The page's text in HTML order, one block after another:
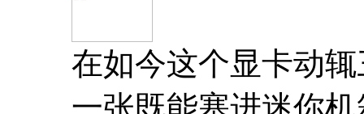
在如今这个显卡动